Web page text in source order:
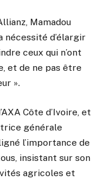
Mamadou
nécessité d’élargir
ceux qui n’ont
et de ne pas être
».
Côte d’Ivoire, et
générale
l’importance de
insistant sur son
agricoles et